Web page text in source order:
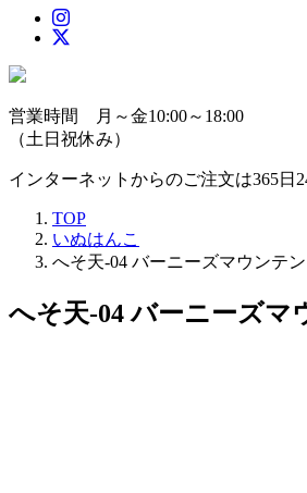
営業時間 月～金10:00～18:00
（土日祝休み）
インターネットからのご注文は365日
TOP
いぬはんこ
へそ天-04 バーニーズマウンテン
へそ天-04 バーニーズマ